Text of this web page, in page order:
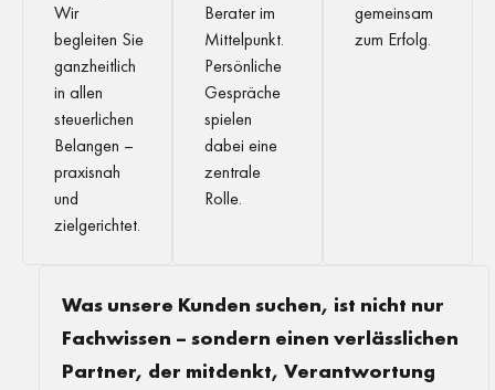
Wir
begleiten Sie
ganzheitlich
in allen
steuerlichen
Belangen –
praxisnah
und
zielgerichtet.
Berater im
Mittelpunkt.
Persönliche
Gespräche
spielen
dabei eine
zentrale
Rolle.
gemeinsam
zum Erfolg.
Was unsere Kunden suchen, ist nicht nur
Fachwissen – sondern einen verlässlichen
Partner, der mitdenkt, Verantwortung